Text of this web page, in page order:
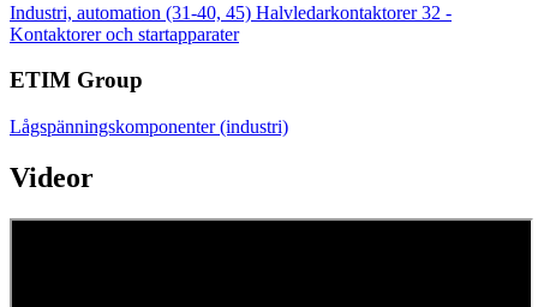
Industri, automation (31-40, 45) Halvledarkontaktorer32 -
Kontaktorer och startapparater
ETIM Group
Lågspänningskomponenter (industri)
Videor